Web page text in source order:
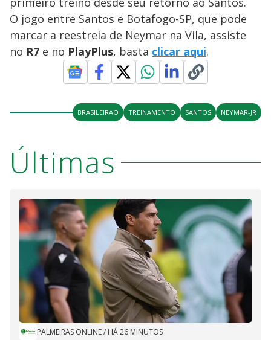
O jogo entre Santos e Botafogo-SP, que pode
marcar a reestreia de Neymar na Vila, assiste
no R7 e no PlayPlus, basta clicar aqui.
BRASILEIRAO TREINAMENTO SANTOS NEYMAR-JR
Últimas
PALMEIRAS ONLINE/ HÁ 26 MINUTOS